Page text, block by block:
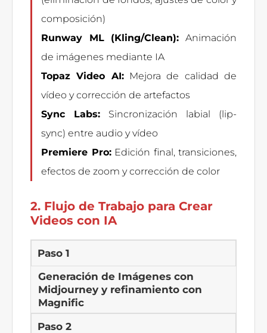
composición)
Runway ML (Kling/Clean): Animación
de imágenes mediante IA
Topaz Video AI:Mejora de calidad de
vídeo y corrección de artefactos
Sync Labs: Sincronización labial (lip-
sync) entre audio y vídeo
Premiere Pro:Edición final, transiciones,
efectos de zoom y corrección de color
2. Flujo de Trabajo para Crear
Videos con IA
Paso 1
Generación de Imágenes con
Midjourney y refinamiento con
Magnific
Paso 2